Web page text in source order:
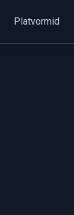
Platvormid